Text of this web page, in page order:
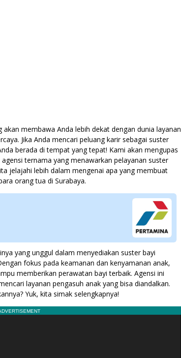
membawa Anda lebih dekat dengan dunia layanan
Jika Anda mencari peluang karir sebagai suster
berada di tempat yang tepat! Kami akan mengupas
ternama yang menawarkan pelayanan suster
jelajahi lebih dalam mengenai apa yang membuat
orang tua di Surabaya.
yang unggul dalam menyediakan suster bayi
fokus pada keamanan dan kenyamanan anak,
memberikan perawatan bayi terbaik. Agensi ini
layanan pengasuh anak yang bisa diandalkan.
Yuk, kita simak selengkapnya!